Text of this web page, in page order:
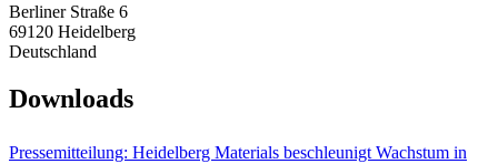
Berliner Straße 6
69120 Heidelberg
Deutschland
Downloads
Pressemitteilung: Heidelberg Materials beschleunigt Wachstum in